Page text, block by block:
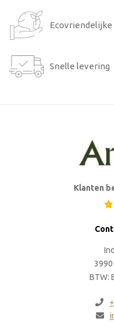
Snelle levering
Klanten
3990
BTW: